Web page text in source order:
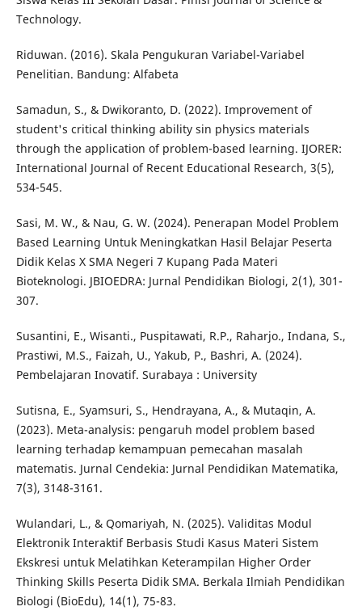
Technology.
Riduwan. (2016). Skala Pengukuran Variabel-Variabel
Penelitian. Bandung: Alfabeta
Samadun, S., & Dwikoranto, D. (2022). Improvement of
student's critical thinking ability sin physics materials
through the application of problem-based learning. IJORER:
International Journal of Recent Educational Research, 3(5),
534-545.
Sasi, M. W., & Nau, G. W. (2024). Penerapan Model Problem
Based Learning Untuk Meningkatkan Hasil Belajar Peserta
Didik Kelas X SMA Negeri 7 Kupang Pada Materi
Bioteknologi. JBIOEDRA: Jurnal Pendidikan Biologi, 2(1), 301-
307.
Susantini, E., Wisanti., Puspitawati, R.P., Raharjo., Indana, S.,
Prastiwi, M.S., Faizah, U., Yakub, P., Bashri, A. (2024).
Pembelajaran Inovatif. Surabaya : University
Sutisna, E., Syamsuri, S., Hendrayana, A., & Mutaqin, A.
(2023). Meta-analysis: pengaruh model problem based
learning terhadap kemampuan pemecahan masalah
matematis. Jurnal Cendekia: Jurnal Pendidikan Matematika,
7(3), 3148-3161.
Wulandari, L., & Qomariyah, N. (2025). Validitas Modul
Elektronik Interaktif Berbasis Studi Kasus Materi Sistem
Ekskresi untuk Melatihkan Keterampilan Higher Order
Thinking Skills Peserta Didik SMA. Berkala Ilmiah Pendidikan
Biologi (BioEdu), 14(1), 75-83.